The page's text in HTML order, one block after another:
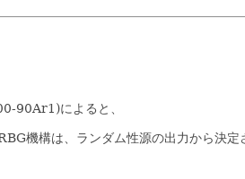
90Ar1)によると、
機構は、ランダム性源の出力から決